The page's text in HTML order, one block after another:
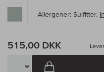
Allergener: Sulfitter,
515,00 DKK